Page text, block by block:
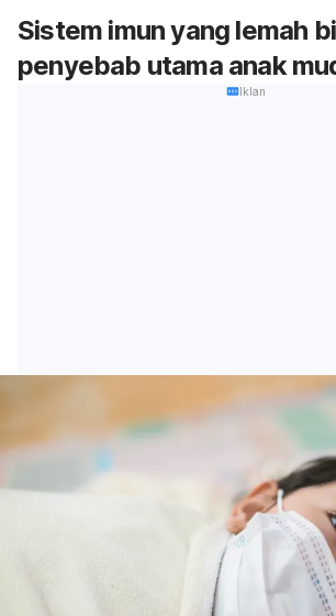
Sistem imun yang lemah
penyebab utama anak
Iklan